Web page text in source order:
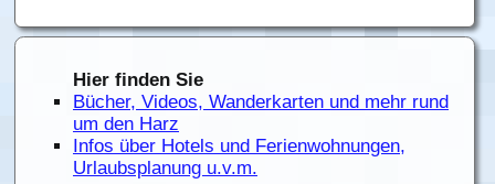
Hier finden Sie
Bücher, Videos, Wanderkarten und mehr rund
um den Harz
Infos über Hotels und Ferienwohnungen,
Urlaubsplanung u.v.m.